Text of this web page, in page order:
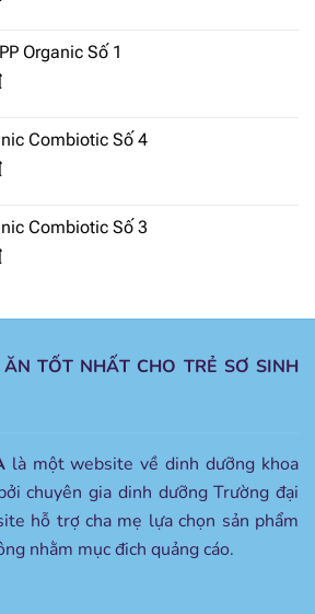
Organic Số 1
Combiotic Số 4
Combiotic Số 3
TỐT NHẤT CHO TRẺ SƠ SINH
là một website về dinh dưỡng khoa
chuyên gia dinh dưỡng Trường đại
hỗ trợ cha mẹ lựa chọn sản phẩm
nhằm mục đich quảng cáo.